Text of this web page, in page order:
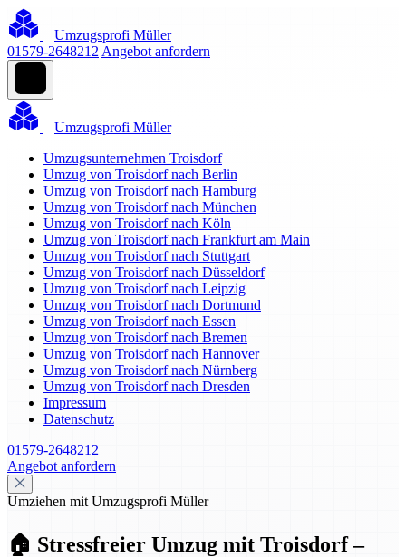
Umzugsprofi Müller
01579-2648212 Angebot anfordern
Umzugsprofi Müller
Umzugsunternehmen Troisdorf
Umzug von Troisdorf nach Berlin
Umzug von Troisdorf nach Hamburg
Umzug von Troisdorf nach München
Umzug von Troisdorf nach Köln
Umzug von Troisdorf nach Frankfurt am Main
Umzug von Troisdorf nach Stuttgart
Umzug von Troisdorf nach Düsseldorf
Umzug von Troisdorf nach Leipzig
Umzug von Troisdorf nach Dortmund
Umzug von Troisdorf nach Essen
Umzug von Troisdorf nach Bremen
Umzug von Troisdorf nach Hannover
Umzug von Troisdorf nach Nürnberg
Umzug von Troisdorf nach Dresden
Impressum
Datenschutz
01579-2648212
Angebot anfordern
Umziehen mit Umzugsprofi Müller
🏠 Stressfreier Umzug mit Troisdorf –